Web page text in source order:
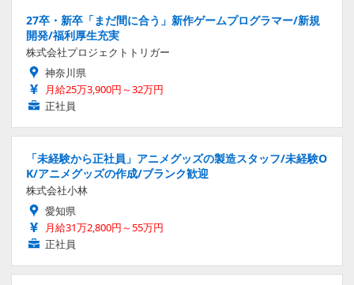
27卒・新卒「まだ間に合う」新作ゲームプログラマー/新規
開発/福利厚生充実
株式会社プロジェクトトリガー
神奈川県
月給25万3,900円～32万円
正社員
「未経験から正社員」アニメグッズの製造スタッフ/未経験O
K/アニメグッズの作成/ブランク歓迎
株式会社小林
愛知県
月給31万2,800円～55万円
正社員